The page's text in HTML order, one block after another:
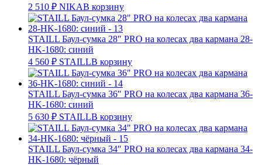
2 510 ₽ NIKAВ корзину
STAILL Баул-сумка 28″ PRO на колесах два кармана 28-
HK-1680: синий
4 560 ₽ STAILLВ корзину
STAILL Баул-сумка 36″ PRO на колесах два кармана 36-
HK-1680: синий
5 630 ₽ STAILLВ корзину
STAILL Баул-сумка 34″ PRO на колесах два кармана 34-
HK-1680: чёрный